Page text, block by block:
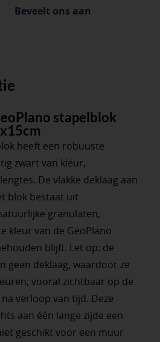
Beveelt ons aan
stapelblok
heeft een robuuste
zwart van kleur,
De vlakke deklaag aan
blok bestaat uit
granulaten,
kleur van de GeoPlano
blijft. Let op: de
geen deklaag, waardoor ze
vooral zichtbaar op de
verloop van tijd. Deze
aan één lange zijde een
geschikt voor een muur